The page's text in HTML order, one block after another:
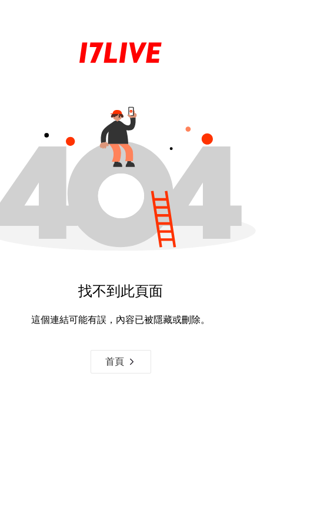
找不到此頁面
這個連結可能有誤，內容已被隱藏或刪除。
首頁